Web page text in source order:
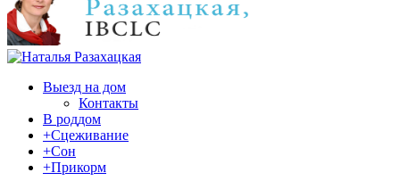
Выезд на дом
Контакты
В роддом
+Сцеживание
+Сон
+Прикорм